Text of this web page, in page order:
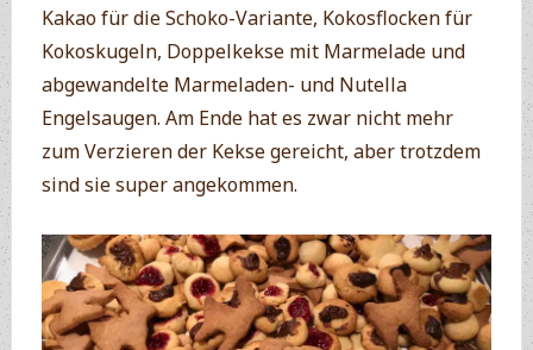
Kakao für die Schoko-Variante, Kokosflocken für
Kokoskugeln, Doppelkekse mit Marmelade und
abgewandelte Marmeladen- und Nutella
Engelsaugen. Am Ende hat es zwar nicht mehr
zum Verzieren der Kekse gereicht, aber trotzdem
sind sie super angekommen.